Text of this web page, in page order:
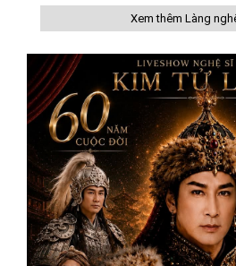
Xem thêm Làng